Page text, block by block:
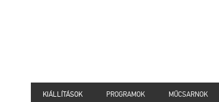
KIÁLLÍTÁSOK PROGRAMOK MŰCSARNOK